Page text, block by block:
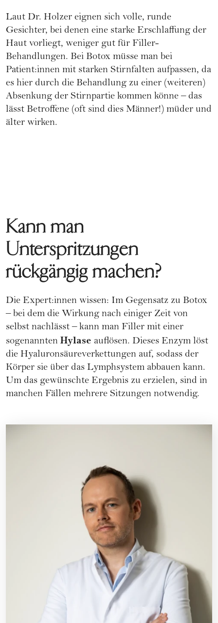
Laut Dr. Holzer eignen sich volle, runde
Gesichter, bei denen eine starke Erschlaffung der
Haut vorliegt, weniger gut für Filler-
Behandlungen. Bei Botox müsse man bei
Patient:innen mit starken Stirnfalten aufpassen, da
es hier durch die Behandlung zu einer (weiteren)
Absenkung der Stirnpartie kommen könne – das
lässt Betroffene (oft sind dies Männer!) müder und
älter wirken.
Kann man
Unterspritzungen
rückgängig machen?
Die Expert:innen wissen: Im Gegensatz zu Botox
– bei dem die Wirkung nach einiger Zeit von
selbst nachlässt – kann man Filler mit einer
sogenannten Hylase auflösen. Dieses Enzym löst
die Hyaluronsäureverkettungen auf, sodass der
Körper sie über das Lymphsystem abbauen kann.
Um das gewünschte Ergebnis zu erzielen, sind in
manchen Fällen mehrere Sitzungen notwendig.